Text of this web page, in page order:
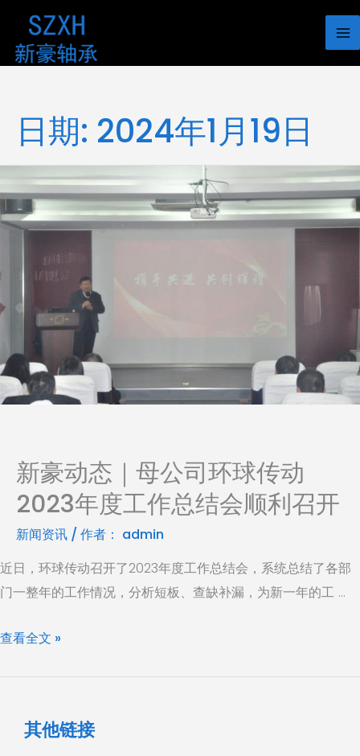
日期: 2024年1月19日
新豪动态｜母公司环球传动
2023年度工作总结会顺利召开
新闻资讯 / 作者： admin
近日，环球传动召开了2023年度工作总结会，系统总结了各部
门一整年的工作情况，分析短板、查缺补漏，为新一年的工 …
查看全文 »
其他链接